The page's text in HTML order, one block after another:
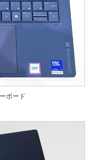
ボード